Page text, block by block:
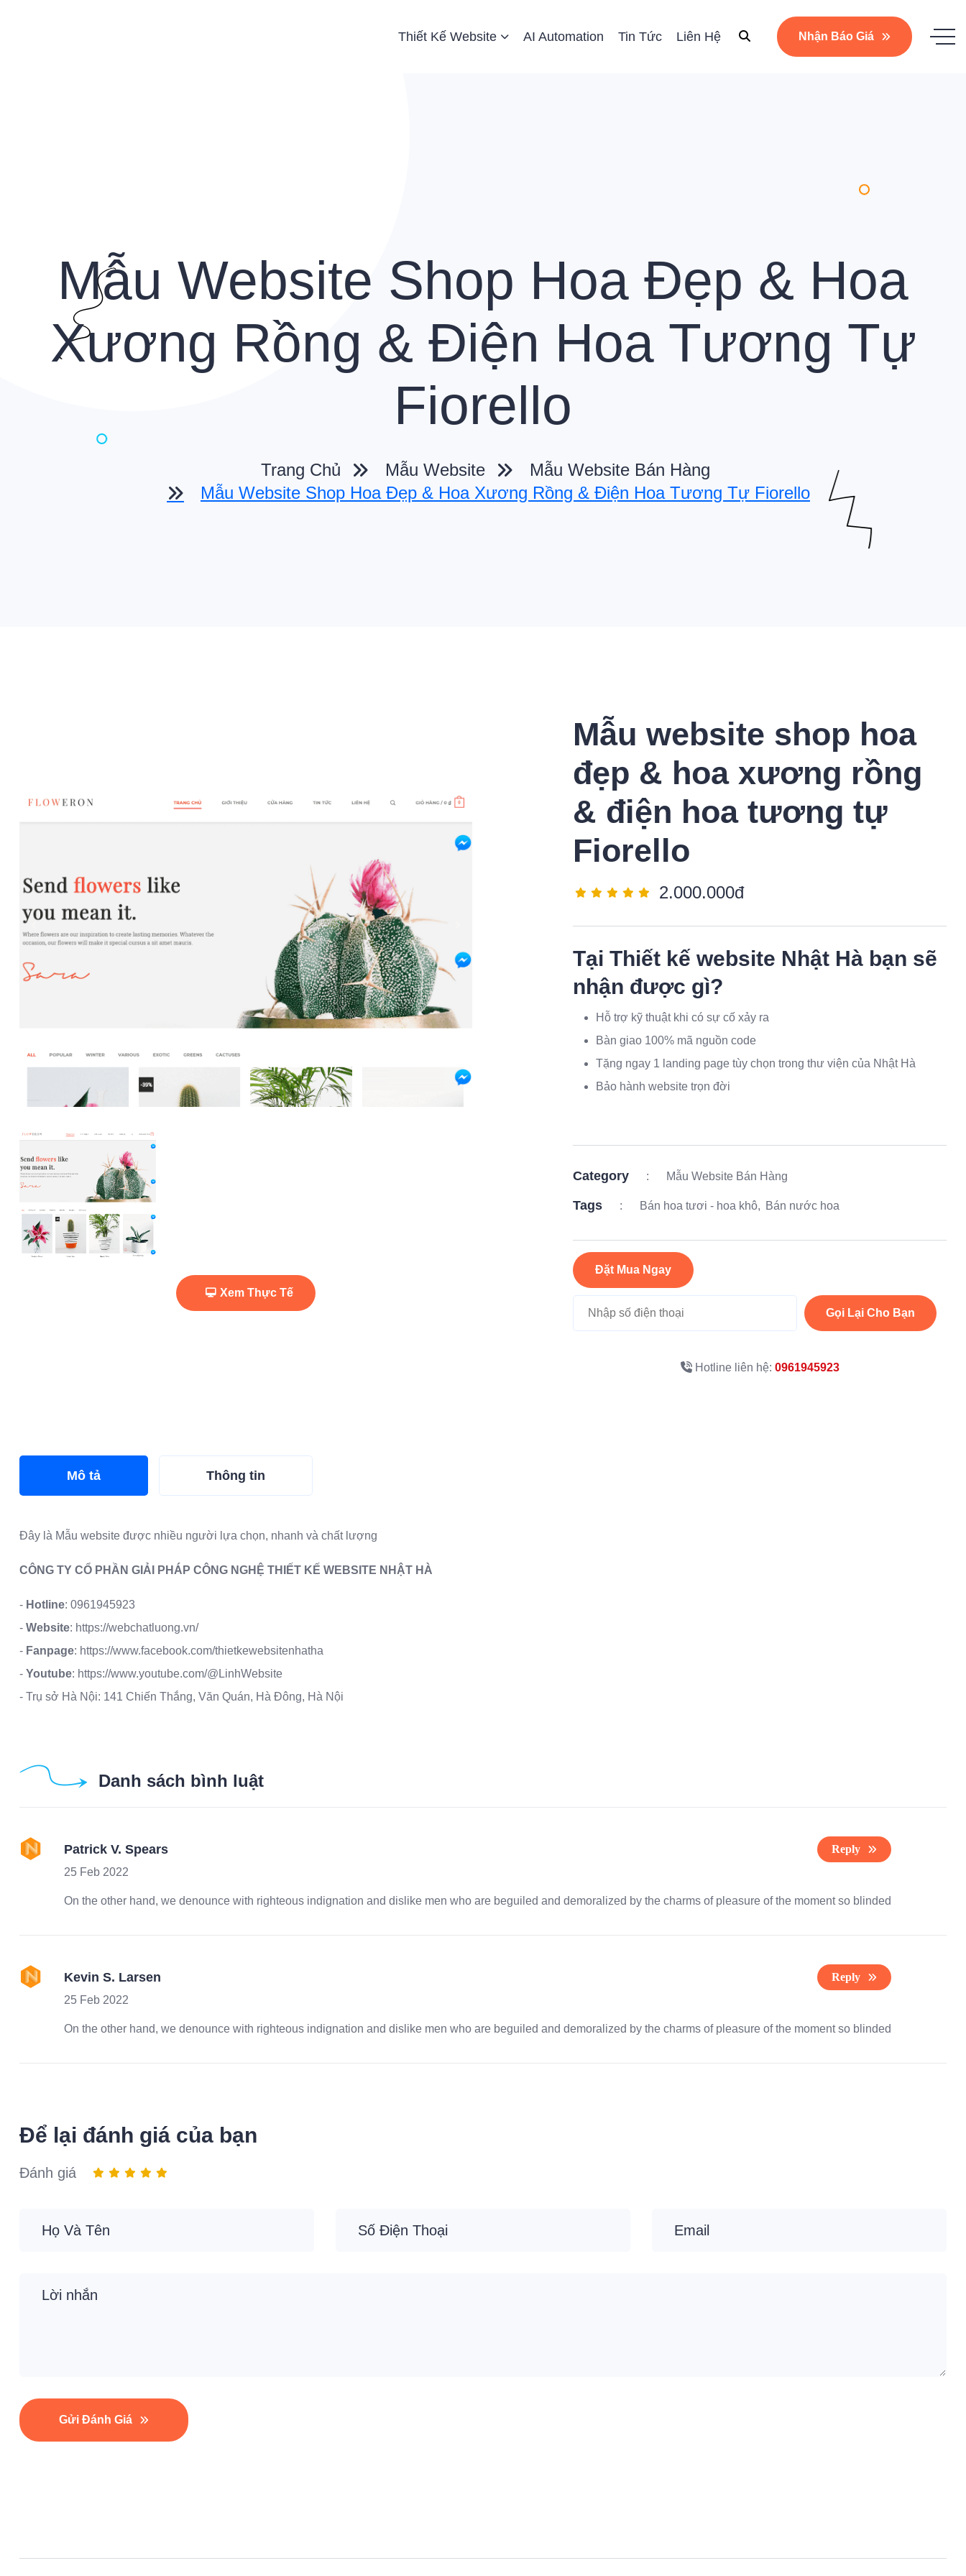
Thiết Kế Website AI Automation Tin Tức Liên Hệ Nhận Báo Giá
Mẫu Website Shop Hoa Đẹp & Hoa
Xương Rồng & Điện Hoa Tương Tự
Fiorello
Trang Chủ Mẫu Website
Mẫu Website Bán Hàng
Mẫu Website Shop Hoa Đẹp & Hoa Xương Rồng & Điện Hoa Tương Tự Fiorello
Xem Thực Tế
Mẫu website shop hoa
đẹp & hoa xương rồng
& điện hoa tương tự
Fiorello
2.000.000đ
Tại Thiết kế website Nhật Hà bạn sẽ
nhận được gì?
Hỗ trợ kỹ thuật khi có sự cố xảy ra
Bàn giao 100% mã nguồn code
Tặng ngay 1 landing page tùy chọn trong thư viện của Nhật Hà
Bảo hành website trọn đời
Category : Mẫu Website Bán Hàng
Tags : Bán hoa tươi - hoa khô Bán nước hoa
Đặt Mua Ngay
Gọi Lại Cho Bạn
Hotline liên hệ: 0961945923
Mô tả Thông tin
Đây là Mẫu website được nhiều người lựa chọn, nhanh và chất lượng
CÔNG TY CỔ PHẦN GIẢI PHÁP CÔNG NGHỆ THIẾT KẾ WEBSITE NHẬT HÀ
- Hotline: 0961945923
- Website: https://webchatluong.vn/
- Fanpage: https://www.facebook.com/thietkewebsitenhatha
- Youtube: https://www.youtube.com/@LinhWebsite
- Trụ sở Hà Nội: 141 Chiến Thắng, Văn Quán, Hà Đông, Hà Nội
Danh sách bình luật
Patrick V. Spears
Reply
25 Feb 2022
On the other hand, we denounce with righteous indignation and dislike men who are beguiled and demoralized by the charms of pleasure of the moment so blinded
Kevin S. Larsen
Reply
25 Feb 2022
On the other hand, we denounce with righteous indignation and dislike men who are beguiled and demoralized by the charms of pleasure of the moment so blinded
Để lại đánh giá của bạn
Đánh giá
Gửi Đánh Giá